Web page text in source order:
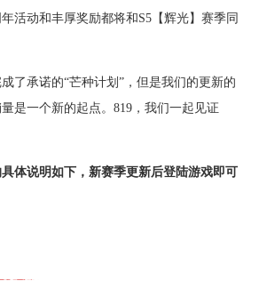
活动和丰厚奖励都将和S5【辉光】赛季同
了承诺的“芒种计划”，但是我们的更新的
是一个新的起点。819，我们一起见证
体说明如下，新赛季更新后登陆游戏即可